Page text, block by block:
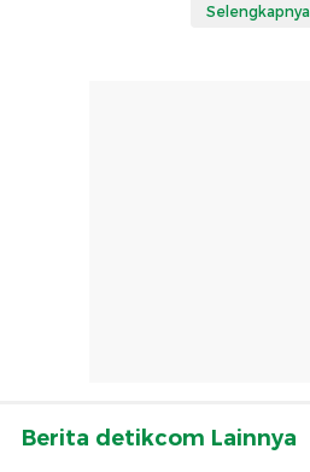
Selengkapnya
Berita detikcom Lainnya